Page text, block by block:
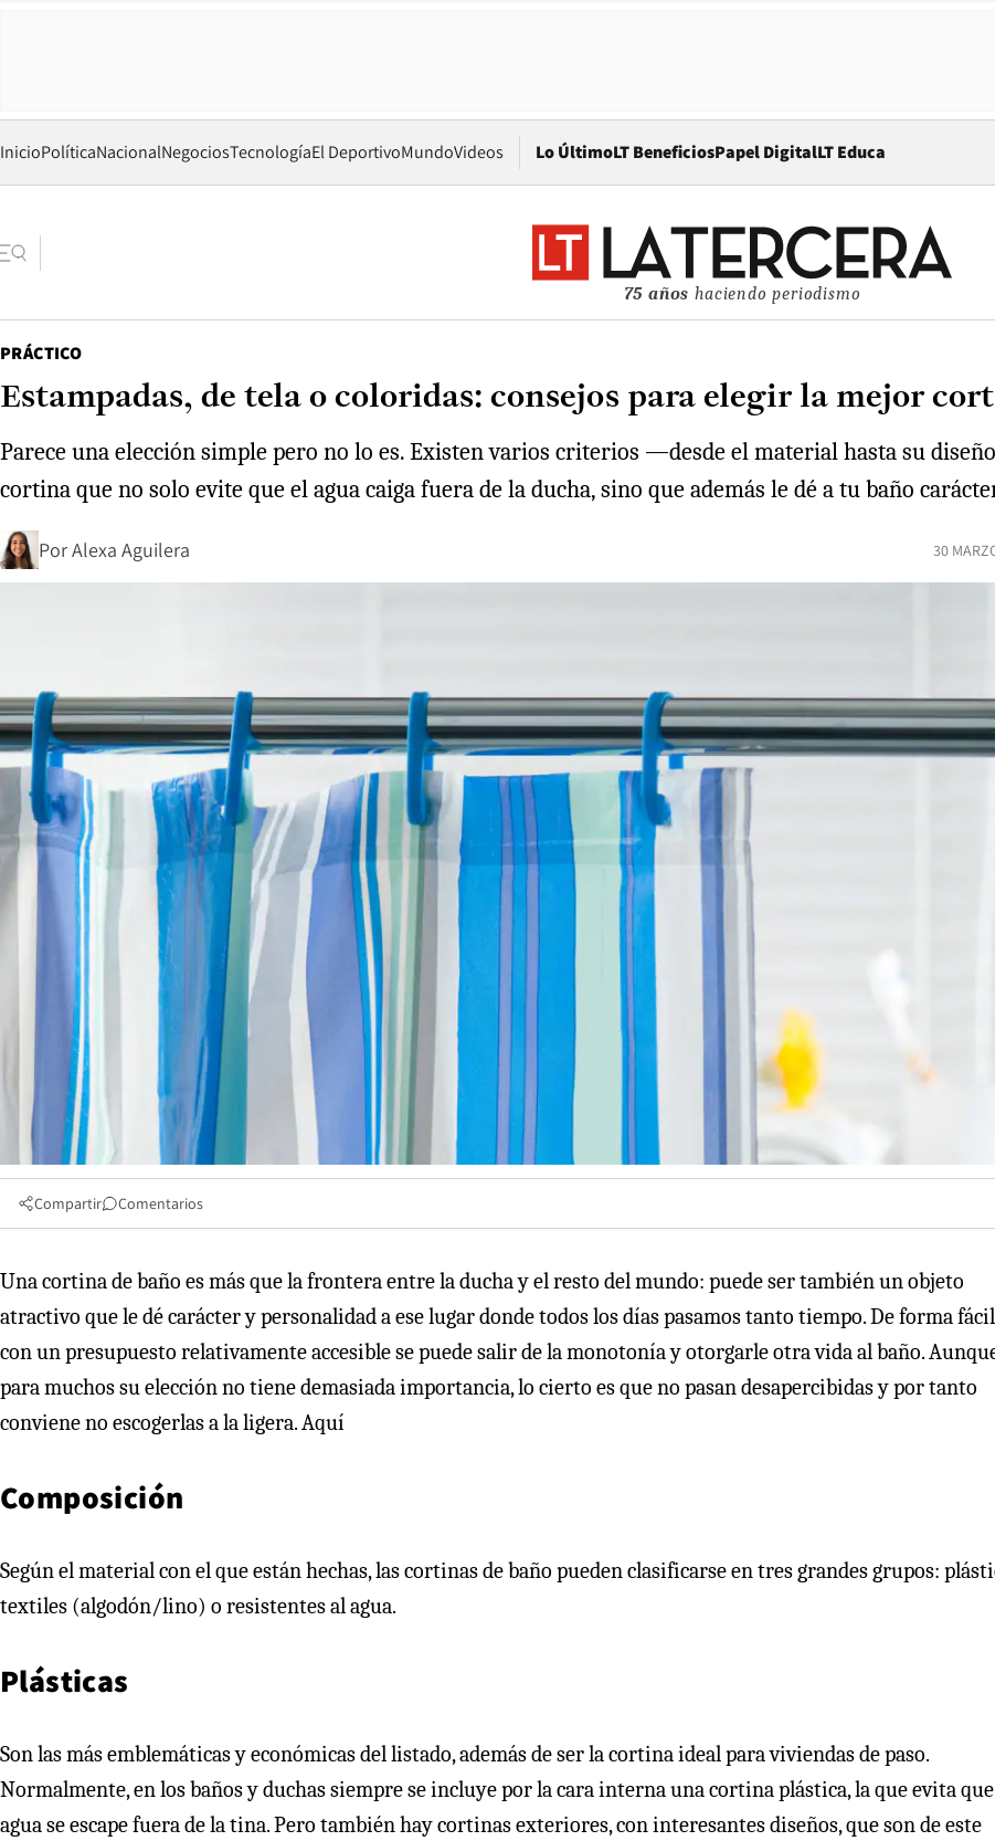
InicioPolíticaNacionalNegociosTecnologíaEl DeportivoMundoVideos Lo ÚltimoLT BeneficiosPapel DigitalOpens in new window
LT Educa
75 años haciendo periodismo
PRÁCTICO
Estampadas, de tela o coloridas: consejos para elegir la mejor
Parece una elección simple pero no lo es. Existen varios criterios —desde el material hasta su
cortina que no solo evite que el agua caiga fuera de la ducha, sino que además le dé a tu baño
PorAlexa Aguilera 30
Compartir Comentarios
Una cortina de baño es más que la frontera entre la ducha y el resto del mundo: puede ser también un objeto
atractivo que le dé carácter y personalidad a ese lugar donde todos los días pasamos tanto tiempo. De forma
con un presupuesto relativamente accesible se puede salir de la monotonía y otorgarle otra vida al baño.
para muchos su elección no tiene demasiada importancia, lo cierto es que no pasan desapercibidas y por tanto
conviene no escogerlas a la ligera. Aquí
Composición
Según el material con el que están hechas, las cortinas de baño pueden clasificarse en tres grandes grupos:
textiles (algodón/lino) o resistentes al agua.
Plásticas
Son las más emblemáticas y económicas del listado, además de ser la cortina ideal para viviendas de paso.
Normalmente, en los baños y duchas siempre se incluye por la cara interna una cortina plástica, la que evita
agua se escape fuera de la tina. Pero también hay cortinas exteriores, con interesantes diseños, que son de este